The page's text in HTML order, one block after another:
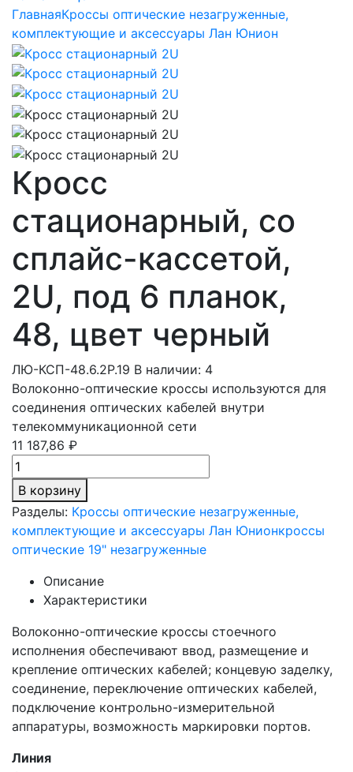
ГлавнаяКроссы оптические незагруженные,
комплектующие и аксессуары Лан Юнион
Кросс
стационарный, со
сплайс-кассетой,
2U, под 6 планок,
48, цвет черный
ЛЮ-КСП-48.6.2Р.19 В наличии: 4
Волоконно-оптические кроссы используются для
соединения оптических кабелей внутри
телекоммуникационной сети
11 187,86 ₽
В корзину
Разделы: Кроссы оптические незагруженные,
комплектующие и аксессуары Лан Юнионкроссы
оптические 19" незагруженные
Описание
Характеристики
Волоконно-оптические кроссы стоечного
исполнения обеспечивают ввод, размещение и
крепление оптических кабелей; концевую заделку,
соединение, переключение оптических кабелей,
подключение контрольно-измерительной
аппаратуры, возможность маркировки портов.
Линия